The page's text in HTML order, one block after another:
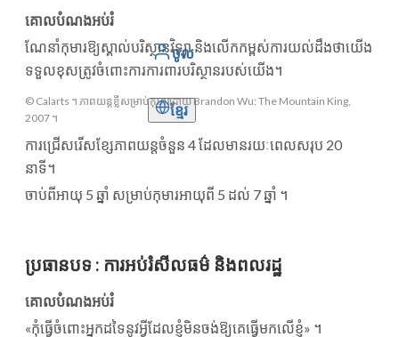
ចូល
ខ្មែរ
គោលបំណងអប់រំ
ណែនាំកុមារឱ្យស្គាល់បរិស្ថានវិទ្យា និងលើកកម្ពស់ការយល់ដឹងថាយើង
ទទួលខុសត្រូវចំពោះការការពារបរិស្ថានរបស់យើង។
© Calarts ។ ភាពយន្តខ្លីសម្រាប់កុមារដោយ Brandon Wu: The Mountain King,
2007 ។
ការជ្រើសរើសខ្សែភាពយន្តចំនួន 4 ដែលមានរយៈពេលសរុប 20
នាទី។
ចាប់ពីអាយុ 5 ឆ្នាំ សម្រាប់កុមារអាយុពី 5 ដល់ 7 ឆ្នាំ ។
ប្រធានបទ : ការអប់រំសីលធម៌ និងពលរដ្ឋ
គោលបំណងអប់រំ
«​កុំ​ធ្វើ​ចំពោះ​អ្នក​ដទៃ​នូវ​អ្វី​ដែល​ខ្ញុំ​មិន​ចង់​ឱ្យ​គេ​ធ្វើ​មក​លើ​ខ្ញុំ​» ។